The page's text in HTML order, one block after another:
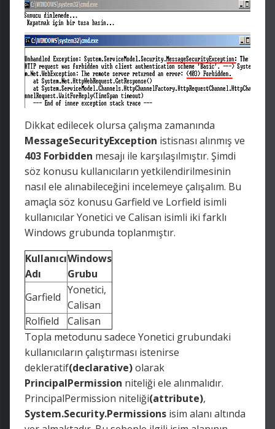
Dikkat edilecek olursa çalışma zamanında
MessageSecurityException istisnası alınmış ve
403 Forbidden mesajı ile karşılaşılmıştır. Şimdi
söz konusu kullanıcıların yetkilendirilmesinin
nasıl ele alınabileceğini incelemeye çalışalım. Bu
amaçla söz konusu Garfield ve Lorfield isimli
kullanıcılar Yonetici ve Calisan isimli iki farklı
Windows grubunda toplanmıştır.
Kullanıcı
Adı
Windows
Grubu
Garfield
Yonetici,
Calisan
Rolfield
Calisan
Topla metodunu sadece Yonetici grubundaki
kullanıcıların çalıştırması istenirse
dekleratif(declarative)olarak
PrincipalPermission niteliği ele alınmalıdır.
PrincipalPermission niteliği(attribute),
System.Security.Permissions isim alanı altında